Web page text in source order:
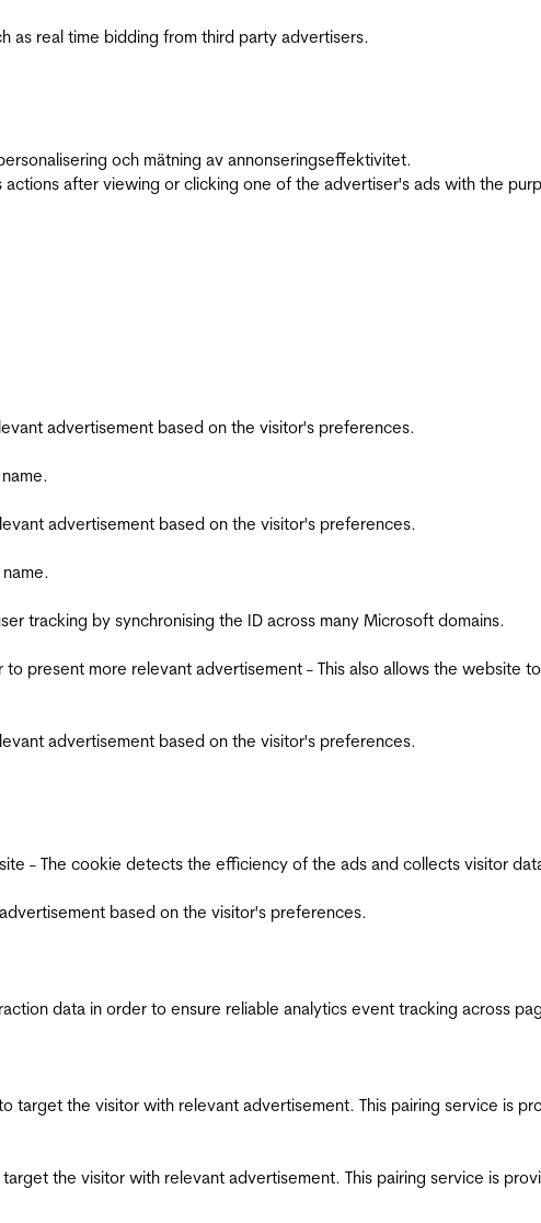
as real time bidding from third party advertisers.
och mätning av annonseringseffektivitet.
after viewing or clicking one of the advertiser's ads with the
advertisement based on the visitor's preferences.
advertisement based on the visitor's preferences.
tracking by synchronising the ID across many Microsoft domains.
present more relevant advertisement - This also allows the website
advertisement based on the visitor's preferences.
- The cookie detects the efficiency of the ads and collects visitor
based on the visitor's preferences.
data in order to ensure reliable analytics event tracking across
target the visitor with relevant advertisement. This pairing service is
the visitor with relevant advertisement. This pairing service is